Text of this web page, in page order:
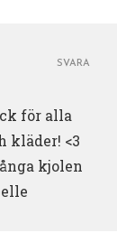
för alla
kläder! <3
kjolen
SVARA